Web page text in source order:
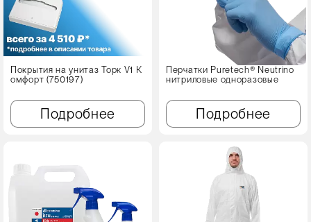
Покрытия на унитаз Торк V1 К
омфорт (750197)
Подробнее
Перчатки Puretech® Neutrino
нитриловые одноразовые
Подробнее